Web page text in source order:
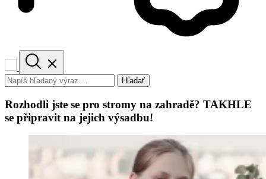
Hľadať
Rozhodli jste se pro stromy na zahradě? TAKHLE
se připravit na jejich výsadbu!